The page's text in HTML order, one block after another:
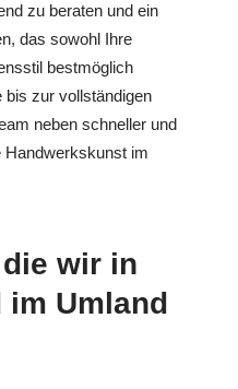
zu beraten und ein
das sowohl Ihre
bestmöglich
bis zur vollständigen
neben schneller und
Handwerkskunst im
wir in
im Umland